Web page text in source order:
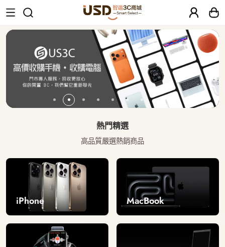
USD 智選二手3C商城｜【30天安心
熱門精選
高品質嚴選熱銷商品
iPhone MacBook